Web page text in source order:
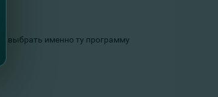
выбрать именно ту программу